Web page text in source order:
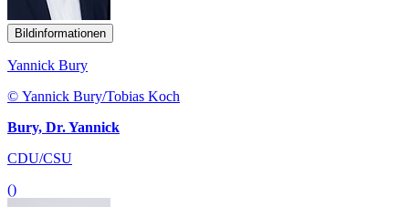
Bildinformationen
Yannick Bury
© Yannick Bury/Tobias Koch
Bury, Dr. Yannick
CDU/CSU
()